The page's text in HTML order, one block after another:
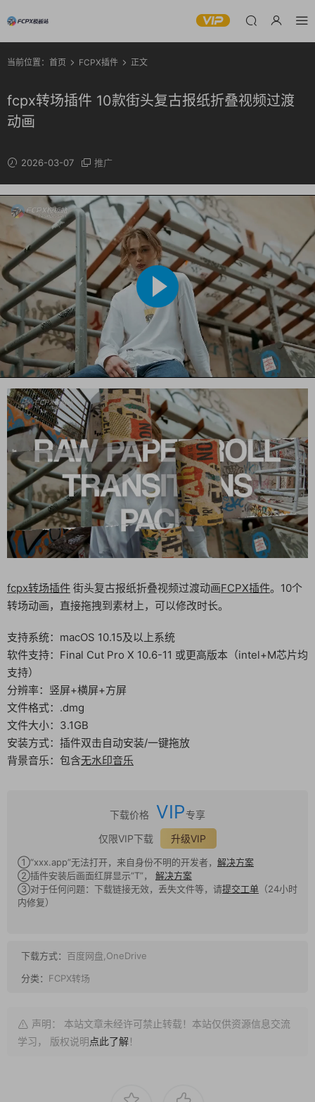
当前位置： 首页 FCPX插件 正文
fcpx转场插件 10款街头复古报纸折叠视频过渡
动画
2026-03-07 推广
fcpx转场插件 街头复古报纸折叠视频过渡动画FCPX插件。10个
转场动画，直接拖拽到素材上，可以修改时长。
支持系统：macOS 10.15及以上系统
软件支持：Final Cut Pro X 10.6-11 或更高版本（intel+M芯片均
支持）
分辨率：竖屏+横屏+方屏
文件格式：.dmg
文件大小：3.1GB
安装方式：插件双击自动安装/一键拖放
背景音乐：包含无水印音乐
下载价格 VIP专享
仅限VIP下载
升级VIP
①“xxx.app”无法打开，来自身份不明的开发者， 解决方案
②插件安装后画面红屏显示“T”， 解决方案
③对于任何问题：下载链接无效，丢失文件等，请提交工单 （24小时
内修复）
下载方式： 百度网盘,OneDrive
分类： FCPX转场
声明： 本站文章未经许可禁止转载！本站仅供资源信息交流
学习， 版权说明点此了解！